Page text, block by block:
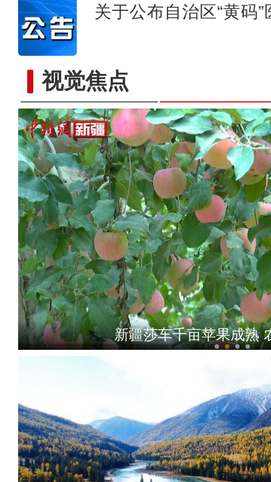
关于公布自治区“黄码
视觉焦点新疆：社会面疫情传播
新疆莎车千亩苹果成熟